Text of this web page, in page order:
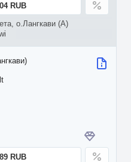
RUB
о.Лангкави (A)
RUB